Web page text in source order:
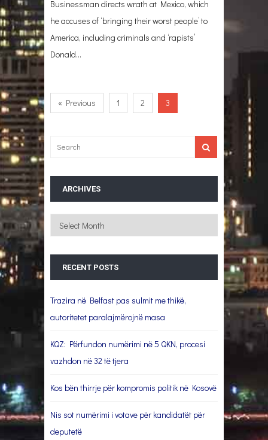
Businessman directs wrath at Mexico, which
he accuses of ‘bringing their worst people’ to
America, including criminals and ‘rapists’
Donald…
« Previous 1 2 3
ARCHIVES
Archives
RECENT POSTS
Trazira në Belfast pas sulmit me thikë,
autoritetet paralajmërojnë masa
KQZ: Përfundon numërimi në 5 QKN, procesi
vazhdon në 32 të tjera
Kos bën thirrje për kompromis politik në Kosovë
Nis sot numërimi i votave për kandidatët për
deputetë